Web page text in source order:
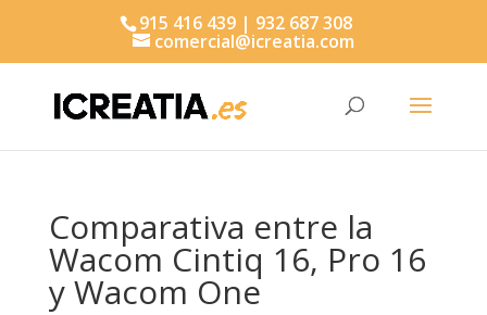
915 416 439 | 932 687 308
comercial@icreatia.com
Comparativa entre la
Wacom Cintiq 16, Pro 16
y Wacom One